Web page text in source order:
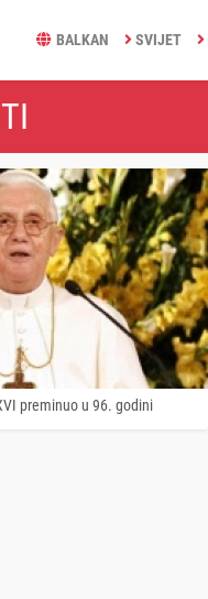
BALKAN SVIJET
preminuo u 96. godini